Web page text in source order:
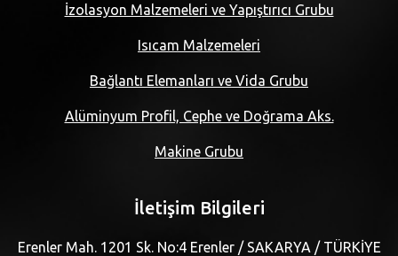
İzolasyon Malzemeleri ve Yapıştırıcı Grubu
Isıcam Malzemeleri
Bağlantı Elemanları ve Vida Grubu
Alüminyum Profil, Cephe ve Doğrama Aks.
Makine Grubu
İletişim Bilgileri
Erenler Mah. 1201 Sk. No:4 Erenler / SAKARYA / TÜRKİYE